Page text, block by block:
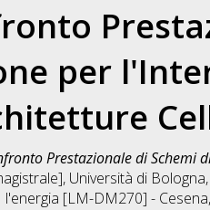
per
Prestazionale di Schemi
Università di
l'energia [LM-DM270] - Cesena